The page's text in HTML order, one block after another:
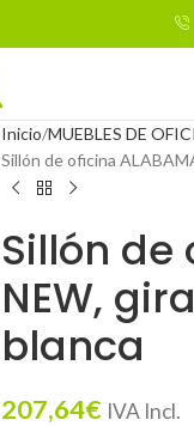
Inicio MUEBLES DE
Sillón de oficina
Sillón de
NEW,
blanca
207,64€ IVA Incl.